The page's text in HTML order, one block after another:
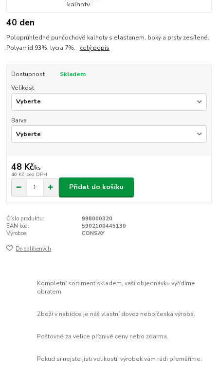
40 den
Poloprůhledné punčochové kalhoty s elastanem, boky a prsty zesílené.
Polyamid 93%, lycra 7%. celý popis
Dostupnost
Skladem
Velikost
Barva
48 Kč/ks
40 Kč bez DPH
Přidat do košíku
Číslo produktu:
998000320
EAN kód:
5902100445130
Výrobce:
CONSAY
Do oblíbených
Kompletní sortiment skladem, vaši objednávku vyřídíme
obratem.
Zboží v nabídce je náš vlastní dovoz nebo česká výroba.
Poštovné za velice příznivé ceny nebo zdarma.
Pokud si nejste jisti velikostí, výrobek vám rádi přeměříme.